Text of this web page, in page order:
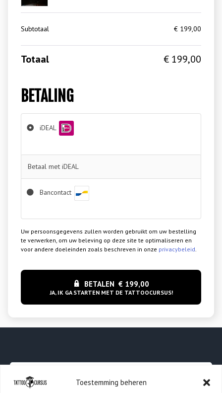
Toestemming beheren
Subtotaal € 199,00
Totaal € 199,00
BETALING
iDEAL
Betaal met iDEAL
Bancontact
Uw persoonsgegevens zullen worden gebruikt om uw bestelling
te verwerken, om uw beleving op deze site te optimaliseren en
voor andere doeleinden zoals beschreven in onze privacybeleid
BETALEN € 199,00
FABIO